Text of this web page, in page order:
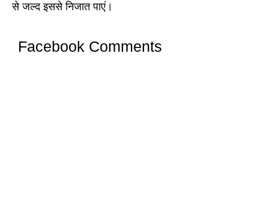
से जल्द इससे निजात पाएं।
Facebook Comments